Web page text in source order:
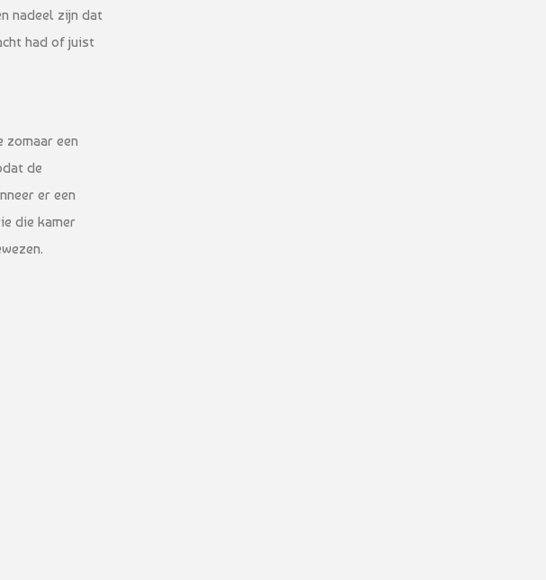
nadeel zijn dat
had of juist
zomaar een
de
er een
die kamer